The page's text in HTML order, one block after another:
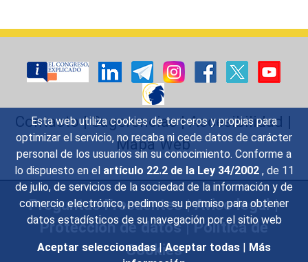
Esta web utiliza cookies de terceros y propias para
optimizar el servicio, no recaba ni cede datos de carácter
personal de los usuarios sin su conocimiento. Conforme a
lo dispuesto en el artículo 22.2 de la Ley 34/2002 , de 11
de julio, de servicios de la sociedad de la información y de
comercio electrónico, pedimos su permiso para obtener
datos estadísticos de su navegación por el sitio web
Aceptar seleccionadas | Aceptar todas | Más
Contacto|Sugerencias|Accesibilidad |
Mapa Web
Preguntas Frecuentes|Aviso legal|
Protección de datos|Política de
Cookies